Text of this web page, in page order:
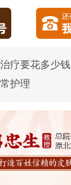
疗要花多少钱
护理